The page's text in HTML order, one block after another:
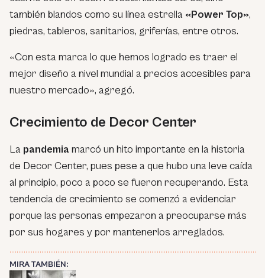
también blandos como su línea estrella «Power Top»,
piedras, tableros, sanitarios, griferías, entre otros.
«Con esta marca lo que hemos logrado es traer el
mejor diseño a nivel mundial a precios accesibles para
nuestro mercado», agregó.
Crecimiento de Decor Center
La pandemia marcó un hito importante en la historia
de Decor Center, pues pese a que hubo una leve caída
al principio, poco a poco se fueron recuperando. Esta
tendencia de crecimiento se comenzó a evidenciar
porque las personas empezaron a preocuparse más
por sus hogares y por mantenerlos arreglados.
MIRA TAMBIÉN: